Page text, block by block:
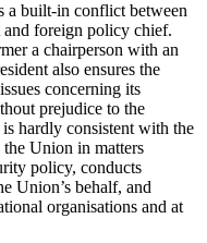
built-in conflict between
and foreign policy chief.
a chairperson with an
also ensures the
concerning its
prejudice to the
hardly consistent with the
the Union in matters
policy, conducts
Union’s behalf, and
organisations and at